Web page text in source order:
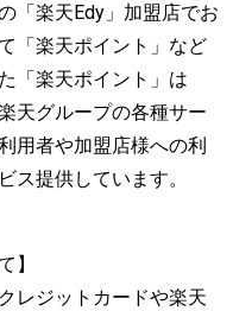
「楽天Edy」加盟店でお
「楽天ポイント」など
「楽天ポイント」は
天グループの各種サー
用者や加盟店様への利
ス提供しています。
】
レジットカードや楽天